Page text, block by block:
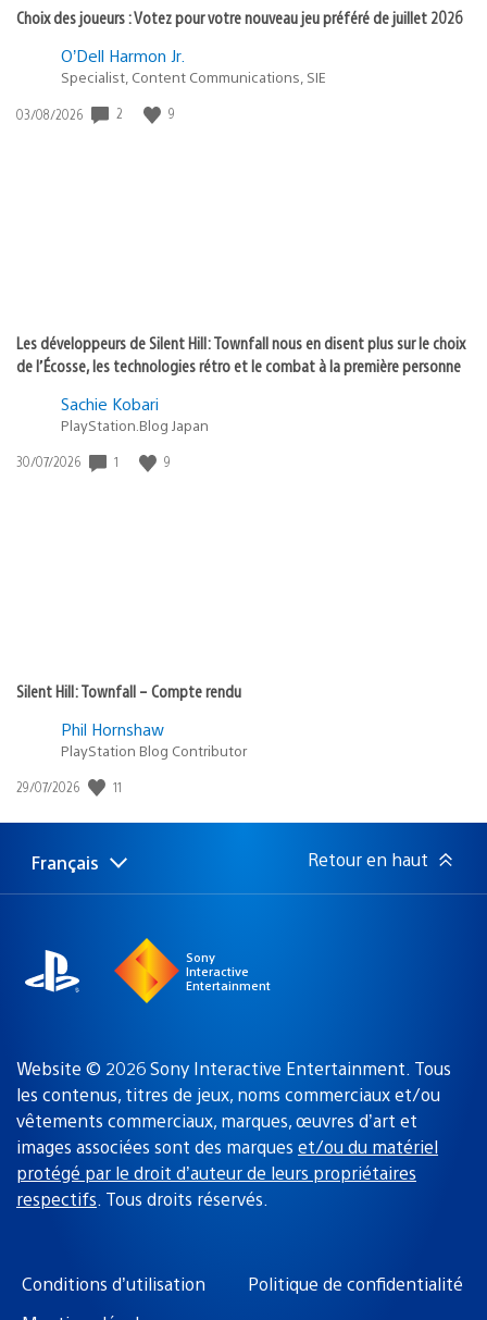
Choix des joueurs : Votez pour votre nouveau jeu préféré de juillet 2026
O’Dell Harmon Jr.
Specialist, Content Communications, SIE
Date
03/08/2026 2 9
Les développeurs de Silent Hill: Townfall nous en disent plus sur le choix
de l’Écosse, les technologies rétro et le combat à la première personne
Sachie Kobari
PlayStation.Blog Japan
Date
30/07/2026 1 9
Silent Hill: Townfall – Compte rendu
Phil Hornshaw
PlayStation Blog Contributor
Date
publication
29/07/2026 11
Choisir
une
Région
actuelle
Français Retour en haut
Sony
Interactive
Entertainment
Website © 2026 Sony Interactive Entertainment. Tous
les contenus, titres de jeux, noms commerciaux et/ou
vêtements commerciaux, marques, œuvres d’art et
images associées sont des marques et/ou du matériel
protégé par le droit d’auteur de leurs propriétaires
respectifs. Tous droits réservés.
Conditions d’utilisation
Politique de confidentialité